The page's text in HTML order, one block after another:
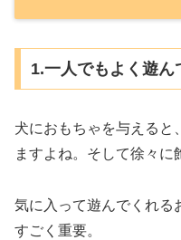
1.一人でもよく遊ん
犬におもちゃを与えると
ますよね。そして徐々に
気に入って遊んでくれる
すごく重要。